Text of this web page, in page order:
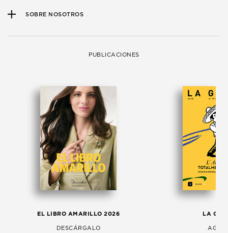
SOBRE NOSOTROS
PUBLICACIONES
EL LIBRO AMARILLO 2026
DESCÁRGALO
LA